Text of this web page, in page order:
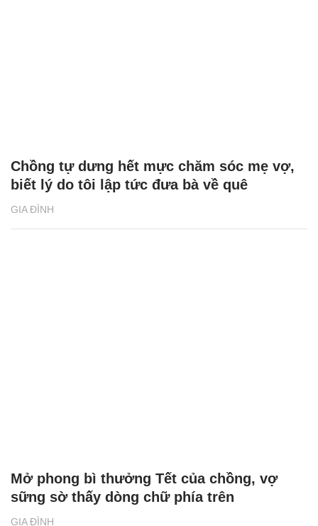
GIA ĐÌNH
Chồng tự dưng hết mực chăm sóc mẹ vợ,
biết lý do tôi lập tức đưa bà về quê
GIA ĐÌNH
Mở phong bì thưởng Tết của chồng, vợ
sững sờ thấy dòng chữ phía trên